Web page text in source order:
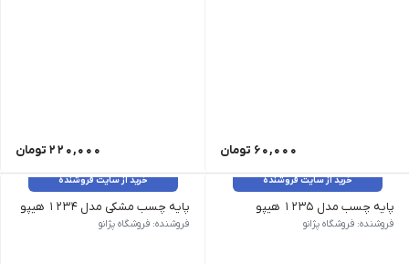
60,000 تومان 220,000 تومان
خرید از سایت فروشنده
پایه چسب مدل 1235 هیپو
فروشنده: فروشگاه پژانو
خرید از سایت فروشنده
پایه چسب مشکی مدل 1234 هیپو
فروشنده: فروشگاه پژانو